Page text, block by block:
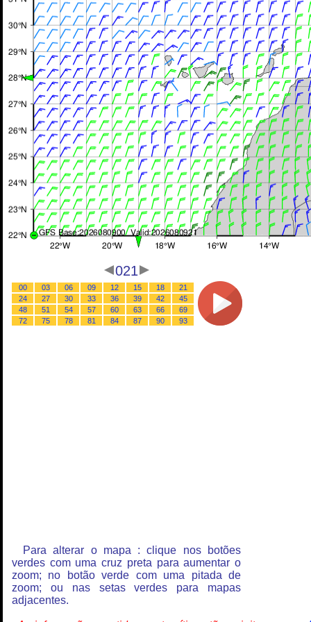
021
00 03 06 09 12 15 18
21
24
27 30 33 36 39 42
45
48
51 54 57 60 63 66
69
72
75 78 81 84 87 90 93
Para alterar o mapa : clique nos botões
verdes com uma cruz preta para aumentar o
zoom; no botão verde com uma pitada de
zoom; ou nas setas verdes para mapas
adjacentes.